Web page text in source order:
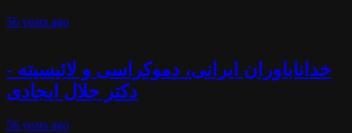
56 years ago
خداناباوران ایرانی، دموکراسی و لائیسیته -
دکتر جلال ایجادی
56 years ago